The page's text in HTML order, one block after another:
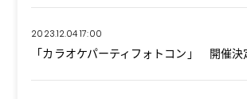
2023.12.04 17:00
「カラオケパーティフォトコン」 開催決